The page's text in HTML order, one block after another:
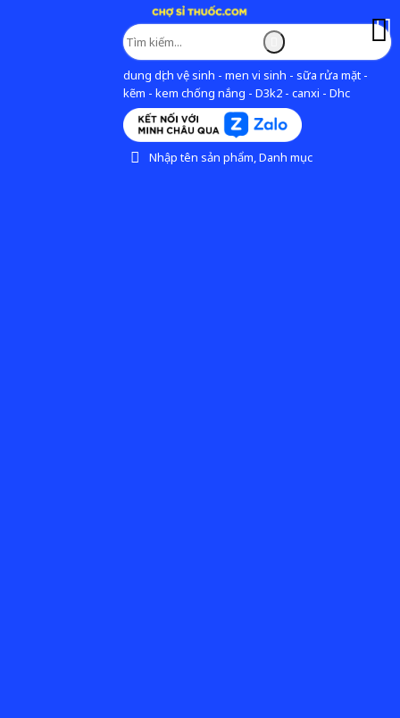
dung dịch vệ sinh - men vi sinh - sữa rửa mặt -
kẽm - kem chống nắng - D3k2 - canxi - Dhc
Nhập tên sản phẩm, Danh mục